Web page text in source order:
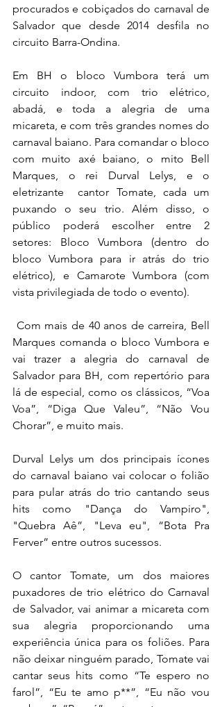
procurados e cobiçados do carnaval de
Salvador que desde 2014 desfila no
circuito Barra-Ondina.
Em BH o bloco Vumbora terá um
circuito indoor, com trio elétrico,
abadá, e toda a alegria de uma
micareta, e com três grandes nomes do
carnaval baiano. Para comandar o bloco
com muito axé baiano, o mito Bell
Marques, o rei Durval Lelys, e o
eletrizante  cantor Tomate, cada um
puxando o seu trio. Além disso, o
público poderá escolher entre 2
setores: Bloco Vumbora (dentro do
bloco Vumbora para ir atrás do trio
elétrico), e Camarote Vumbora (com
vista privilegiada de todo o evento).
Marques comanda o bloco Vumbora e
vai trazer a alegria do carnaval de
Salvador para BH, com repertório para
lá de especial, como os clássicos, “Voa
Voa”, “Diga Que Valeu”, “Não Vou
Chorar”, e muito mais.
Durval Lelys um dos principais ícones
do carnaval baiano vai colocar o folião
para pular atrás do trio cantando seus
hits como "Dança do Vampiro",
"Quebra Aê”, "Leva eu", “Bota Pra
Ferver” entre outros sucessos.
O cantor Tomate, um dos maiores
puxadores de trio elétrico do Carnaval
de Salvador, vai animar a micareta com
sua alegria proporcionando uma
experiência única para os foliões. Para
não deixar ninguém parado, Tomate vai
cantar seus hits como “Te espero no
farol”, “Eu te amo p**”, “Eu não vou